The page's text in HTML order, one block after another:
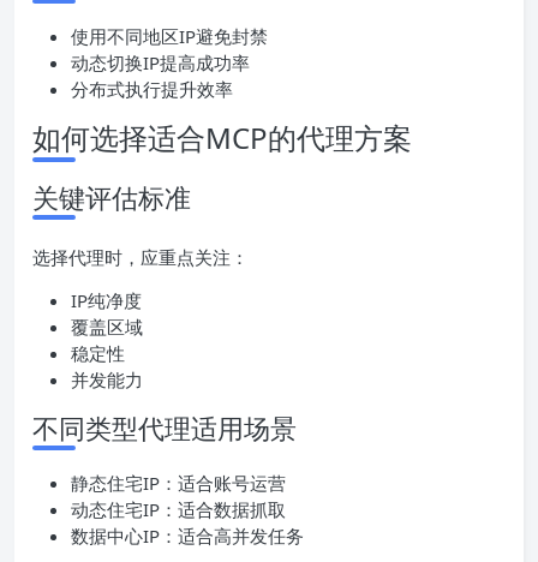
使用不同地区IP避免封禁
动态切换IP提高成功率
分布式执行提升效率
如何选择适合MCP的代理方案
关键评估标准
选择代理时，应重点关注：
IP纯净度
覆盖区域
稳定性
并发能力
不同类型代理适用场景
静态住宅IP：适合账号运营
动态住宅IP：适合数据抓取
数据中心IP：适合高并发任务